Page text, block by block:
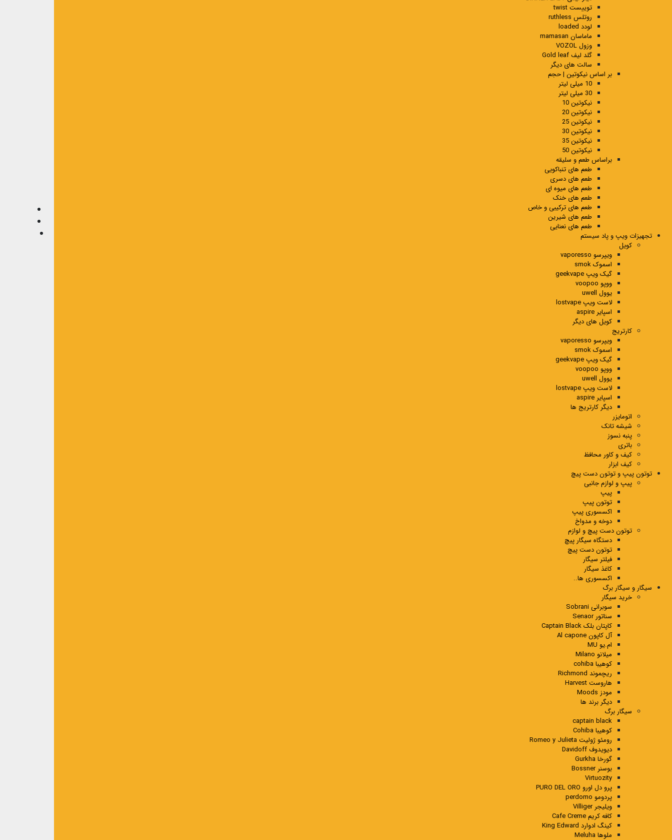
توییست twist
روتلس ruthless
لودد loaded
ماماسان mamasan
وزول VOZOL
گلد لیف Gold leaf
سالت های دیگر
بر اساس نیکوتین | حجم
10 میلی لیتر
30 میلی لیتر
نیکوتین 10
نیکوتین 20
نیکوتین 25
نیکوتین 30
نیکوتین 35
نیکوتین 50
براساس طعم و سلیقه
طعم های تنباکویی
طعم های دسری
طعم های میوه ای
طعم های خنک
طعم های ترکیبی و خاص
طعم های شیرین
طعم های نعنایی
تجهیزات ویپ و پاد سیستم
کویل
ویپرسو vaporesso
اسموک smok
گیک ویپ geekvape
ووپو voopoo
یوول uwell
لاست ویپ lostvape
اسپایر aspire
کویل های دیگر
کارتریج
ویپرسو vaporesso
اسموک smok
گیک ویپ geekvape
ووپو voopoo
یوول uwell
لاست ویپ lostvape
اسپایر aspire
دیگر کارتریج ها
اتومایزر
شیشه تانک
پنبه نسوز
باتری
کیف و کاور محافظ
کیف ابزار
توتون پیپ و توتون دست پیچ
پیپ و لوازم جانبی
پیپ
توتون پیپ
اکسسوری پیپ
دوخه و مدواخ
توتون دست پیچ و لوازم
دستگاه سیگار پیچ
توتون دست پیچ
فیلتر سیگار
کاغذ سیگار
اکسسوری ها..
سیگار و سیگار برگ
خرید سیگار
سوبرانی Sobrani
سناتور Senaor
کاپتان بلک Captain Black
آل کاپون Al capone
ام.یو MU
میلانو Milano
کوهیبا cohiba
ریچموند Richmond
هاروست Harvest
مودز Moods
دیگر برند ها
سیگار برگ
captain black
کوهیبا Cohiba
رومئو ژولیت Romeo y Julieta
دیویدوف Davidoff
گورخا Gurkha
بوسنر Bossner
Virtuozity
پرو دل اورو PURO DEL ORO
پردومو perdomo
ویلیجر Villiger
کافه کریم Cafe Creme
کینگ ادوارد King Edward
ملوها Meluha